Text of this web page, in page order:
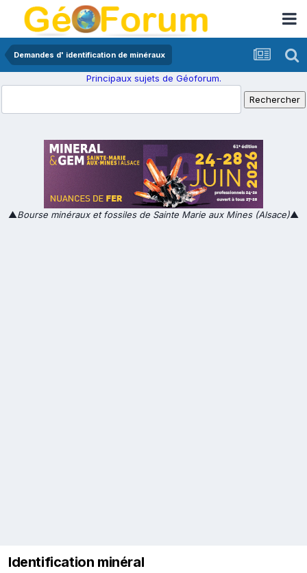
Demandes d' identification de minéraux
Principaux sujets de Géoforum.
▲Bourse minéraux et fossiles de Sainte Marie aux Mines (Alsace)▲
Identification minéral